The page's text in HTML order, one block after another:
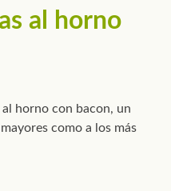
al horno
horno con bacon, un
como a los más